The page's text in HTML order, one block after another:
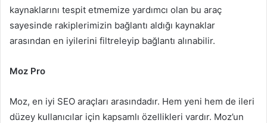
kaynaklarını tespit etmemize yardımcı olan bu araç
sayesinde rakiplerimizin bağlantı aldığı kaynaklar
arasından en iyilerini filtreleyip bağlantı alınabilir.
Moz Pro
Moz, en iyi SEO araçları arasındadır. Hem yeni hem de ileri
düzey kullanıcılar için kapsamlı özellikleri vardır. Moz’un